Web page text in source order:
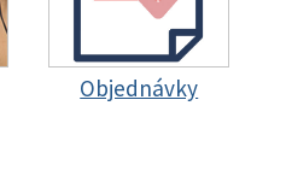
Objednávky